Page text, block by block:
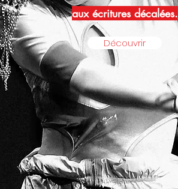
aux écritures décalées.
Découvrir